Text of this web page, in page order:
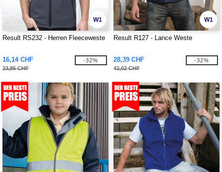
W1
Result RS232 - Herren Fleeceweste
16,14 CHF
23,85 CHF
-32%
W1
Result R127 - Lance Weste
28,39 CHF
42,02 CHF
-32%